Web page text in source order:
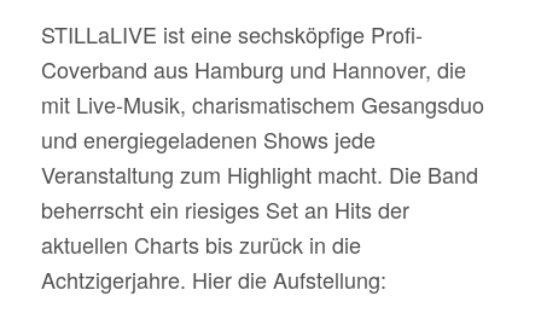
STILLaLIVE ist eine sechsköpfige Profi-
Coverband aus Hamburg und Hannover, die
mit Live-Musik, charismatischem Gesangsduo
und energiegeladenen Shows jede
Veranstaltung zum Highlight macht. Die Band
beherrscht ein riesiges Set an Hits der
aktuellen Charts bis zurück in die
Achtzigerjahre. Hier die Aufstellung: